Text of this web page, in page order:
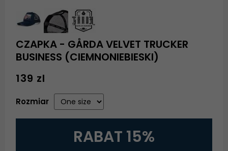
CZAPKA - GÅRDA VELVET TRUCKER
BUSINESS (CIEMNONIEBIESKI)
139 zl
Rozmiar
RABAT 15%